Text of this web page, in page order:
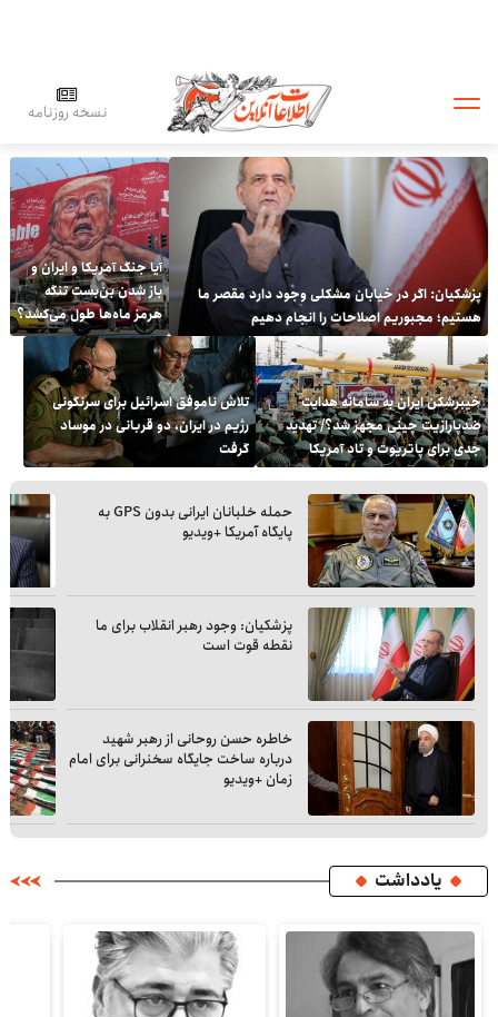
نسخه روزنامه
پزشکیان: اگر در خیابان مشکلی وجود دارد مقصر ما
هستیم؛ مجبوریم اصلاحات را انجام دهیم
آیا جنگ آمریکا و ایران و
باز شدن بن‌بست تنگه
هرمز ماه‌ها طول می‌کشد؟
خیبرشکن ایران به سامانه هدایت
ضدپارازیت چینی مجهز شد؟/ تهدید
جدی برای پاتریوت و تاد آمریکا
تلاش ناموفق اسرائیل برای سرنگونی
رژیم در ایران، دو قربانی در موساد
گرفت
حمله خلبانان ایرانی بدون GPS به
پایگاه آمریکا +ویدیو
پزشکیان: وجود رهبر انقلاب برای ما
نقطه قوت است
خاطره حسن روحانی از رهبر شهید
درباره ساخت جایگاه سخنرانی برای امام
زمان +ویدیو
یادداشت